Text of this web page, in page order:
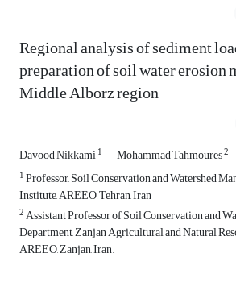
Regional analysis of sediment
preparation of soil water erosion
Middle Alborz region
Davood Nikkami1 Mohammad Tahmoures2
1Professor, Soil Conservation and Watershed
Institute, AREEO, Tehran, Iran
2Assistant Professor of Soil Conservation and
Department, Zanjan Agricultural and Natural
AREEO, Zanjan, Iran.